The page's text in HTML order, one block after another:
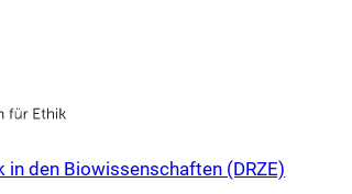
den Biowissenschaften (DRZE)